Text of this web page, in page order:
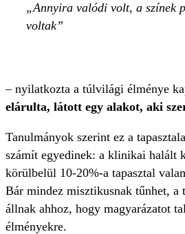
Annyira valódi volt, a színek
voltak
– nyilatkozta a túlvilági élménye
elárulta, látott egy alakot, aki
Tanulmányok szerint ez a
számít egyedinek: a klinikai halált
körülbelül 10-20%-a tapasztal
Bár mindez misztikusnak tűnhet, a
állnak ahhoz, hogy magyarázatot
élményekre.